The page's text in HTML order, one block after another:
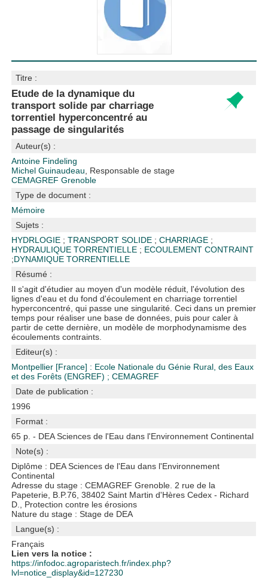
Titre :
Etude de la dynamique du
transport solide par charriage
torrentiel hyperconcentré au
passage de singularités
Auteur(s) :
Antoine Findeling
Michel Guinaudeau , Responsable de stage
CEMAGREF Grenoble
Type de document :
Mémoire
Sujets :
HYDRLOGIE ;TRANSPORT SOLIDE ;CHARRIAGE ;
HYDRAULIQUE TORRENTIELLE ; ECOULEMENT CONTRAINT
;DYNAMIQUE TORRENTIELLE
Résumé :
Il s'agit d'étudier au moyen d'un modèle réduit, l'évolution des
lignes d'eau et du fond d'écoulement en charriage torrentiel
hyperconcentré, qui passe une singularité. Ceci dans un premier
temps pour réaliser une base de données, puis pour caler à
partir de cette dernière, un modèle de morphodynamisme des
écoulements contraints.
Editeur(s) :
Montpellier [France] : Ecole Nationale du Génie Rural, des Eaux
et des Forêts (ENGREF) ;CEMAGREF
Date de publication :
1996
Format :
65 p. - DEA Sciences de l'Eau dans l'Environnement Continental
Note(s) :
Diplôme : DEA Sciences de l'Eau dans l'Environnement
Continental
Adresse du stage : CEMAGREF Grenoble. 2 rue de la
Papeterie, B.P.76, 38402 Saint Martin d'Hères Cedex - Richard
D., Protection contre les érosions
Nature du stage : Stage de DEA
Langue(s) :
Français
Lien vers la notice :
https://infodoc.agroparistech.fr/index.php?
lvl=notice_display&id=127230